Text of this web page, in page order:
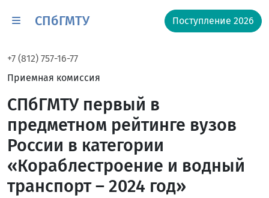
СПбГМТУ Поступление 2026
+7 (812) 757-16-77
Приемная комиссия
СПбГМТУ первый в
предметном рейтинге вузов
России в категории
«Кораблестроение и водный
транспорт – 2024 год»